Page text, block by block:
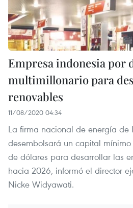
Empresa indonesia por
multimillonario para
renovables
11/08/2020 04:34
La firma nacional de energía de
desembolsará un capital
de dólares para desarrollar las
hacia 2026, informó el director
Nicke Widyawati.